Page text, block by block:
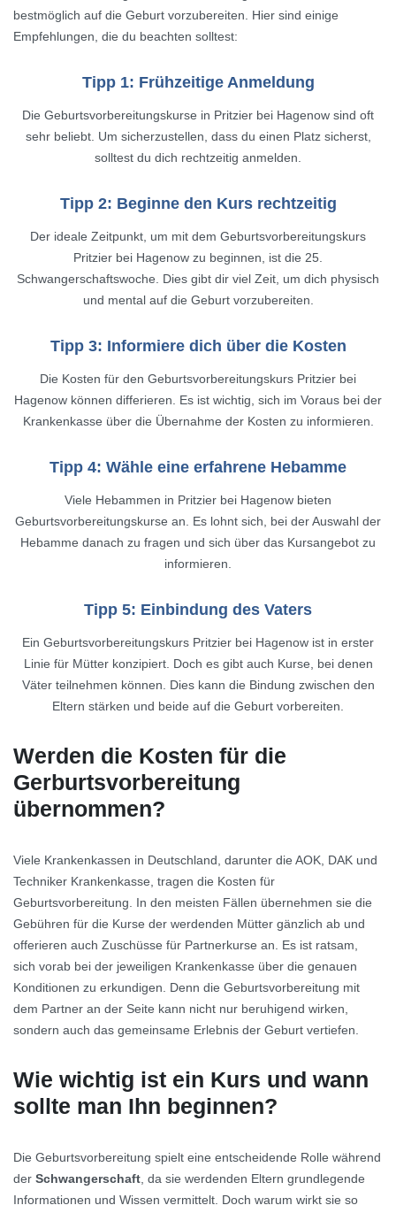
bestmöglich auf die Geburt vorzubereiten. Hier sind einige
Empfehlungen, die du beachten solltest:
Tipp 1: Frühzeitige Anmeldung
Die Geburtsvorbereitungskurse in Pritzier bei Hagenow sind oft
sehr beliebt. Um sicherzustellen, dass du einen Platz sicherst,
solltest du dich rechtzeitig anmelden.
Tipp 2: Beginne den Kurs rechtzeitig
Der ideale Zeitpunkt, um mit dem Geburtsvorbereitungskurs
Pritzier bei Hagenow zu beginnen, ist die 25.
Schwangerschaftswoche. Dies gibt dir viel Zeit, um dich physisch
und mental auf die Geburt vorzubereiten.
Tipp 3: Informiere dich über die Kosten
Die Kosten für den Geburtsvorbereitungskurs Pritzier bei
Hagenow können differieren. Es ist wichtig, sich im Voraus bei der
Krankenkasse über die Übernahme der Kosten zu informieren.
Tipp 4: Wähle eine erfahrene Hebamme
Viele Hebammen in Pritzier bei Hagenow bieten
Geburtsvorbereitungskurse an. Es lohnt sich, bei der Auswahl der
Hebamme danach zu fragen und sich über das Kursangebot zu
informieren.
Tipp 5: Einbindung des Vaters
Ein Geburtsvorbereitungskurs Pritzier bei Hagenow ist in erster
Linie für Mütter konzipiert. Doch es gibt auch Kurse, bei denen
Väter teilnehmen können. Dies kann die Bindung zwischen den
Eltern stärken und beide auf die Geburt vorbereiten.
Werden die Kosten für die
Gerburtsvorbereitung
übernommen?
Viele Krankenkassen in Deutschland, darunter die AOK, DAK und
Techniker Krankenkasse, tragen die Kosten für
Geburtsvorbereitung. In den meisten Fällen übernehmen sie die
Gebühren für die Kurse der werdenden Mütter gänzlich ab und
offerieren auch Zuschüsse für Partnerkurse an. Es ist ratsam,
sich vorab bei der jeweiligen Krankenkasse über die genauen
Konditionen zu erkundigen. Denn die Geburtsvorbereitung mit
dem Partner an der Seite kann nicht nur beruhigend wirken,
sondern auch das gemeinsame Erlebnis der Geburt vertiefen.
Wie wichtig ist ein Kurs und wann
sollte man Ihn beginnen?
Die Geburtsvorbereitung spielt eine entscheidende Rolle während
der Schwangerschaft, da sie werdenden Eltern grundlegende
Informationen und Wissen vermittelt. Doch warum wirkt sie so